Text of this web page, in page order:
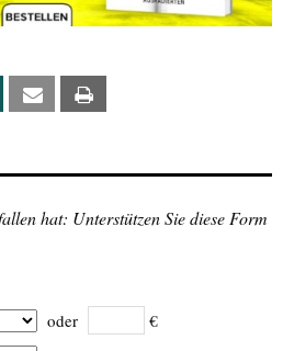
Xing Email
hat: Unterstützen Sie diese Form
oder €